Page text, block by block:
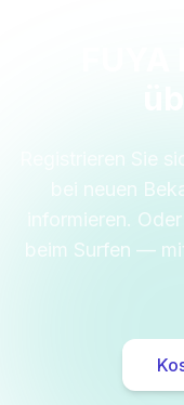
Registrieren Sie
bei neuen
informieren.
beim Surfen —